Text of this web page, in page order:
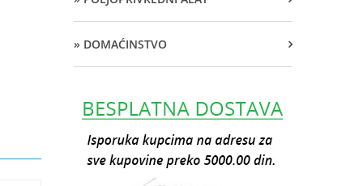
» DOMAĆINSTVO